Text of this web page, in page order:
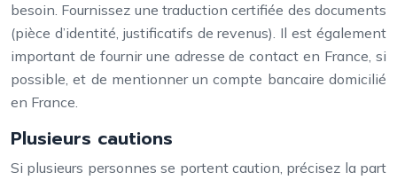
besoin. Fournissez une traduction certifiée des documents
(pièce d’identité, justificatifs de revenus). Il est également
important de fournir une adresse de contact en France, si
possible, et de mentionner un compte bancaire domicilié
en France.
Plusieurs cautions
Si plusieurs personnes se portent caution, précisez la part